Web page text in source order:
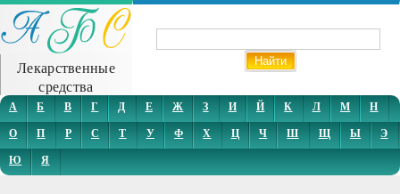
Лекарственные
средства
А Б В Г Д Е Ж З И Й К Л М
Н
О
П Р С Т У Ф Х Ц Ч Ш Щ Ы
Э
Ю
Я